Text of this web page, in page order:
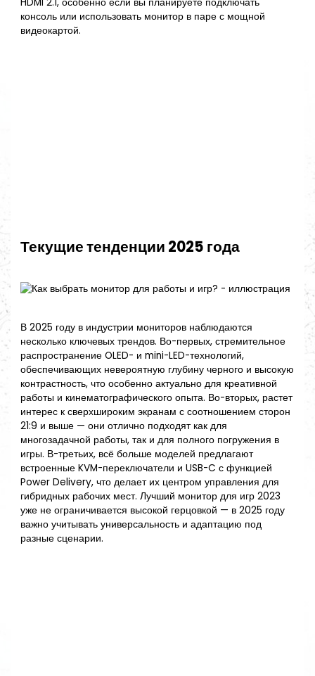
консоль или использовать монитор в паре с мощной
видеокартой.
Текущие тенденции 2025 года
В 2025 году в индустрии мониторов наблюдаются
несколько ключевых трендов. Во-первых, стремительное
распространение OLED- и mini-LED-технологий,
обеспечивающих невероятную глубину черного и высокую
контрастность, что особенно актуально для креативной
работы и кинематографического опыта. Во-вторых, растет
интерес к сверхшироким экранам с соотношением сторон
21:9 и выше — они отлично подходят как для
многозадачной работы, так и для полного погружения в
игры. В-третьих, всё больше моделей предлагают
встроенные KVM-переключатели и USB-C с функцией
Power Delivery, что делает их центром управления для
гибридных рабочих мест. Лучший монитор для игр 2023
уже не ограничивается высокой герцовкой — в 2025 году
важно учитывать универсальность и адаптацию под
разные сценарии.